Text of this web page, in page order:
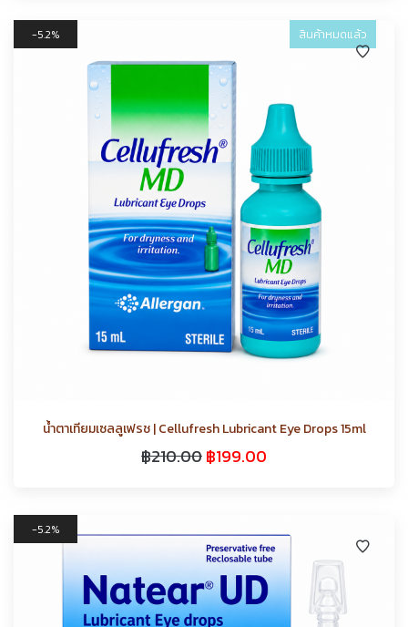
5.2% สินค้าหมดแล้ว
น้ำตาเทียมเซลลูเฟรช | Cellufresh Lubricant Eye Drops 15ml
฿210.00฿199.00
5.2%